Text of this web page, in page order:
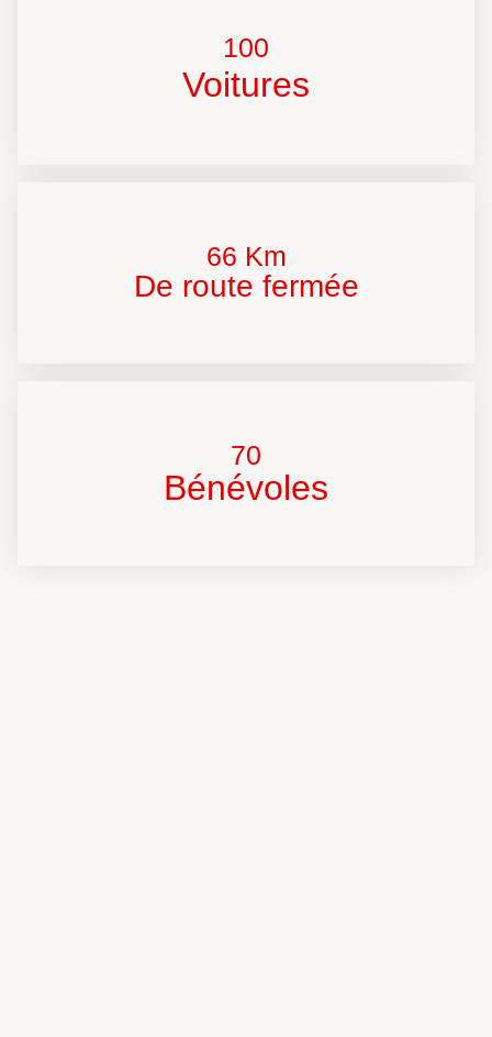
100
Voitures
66 Km
De route fermée
70
Bénévoles